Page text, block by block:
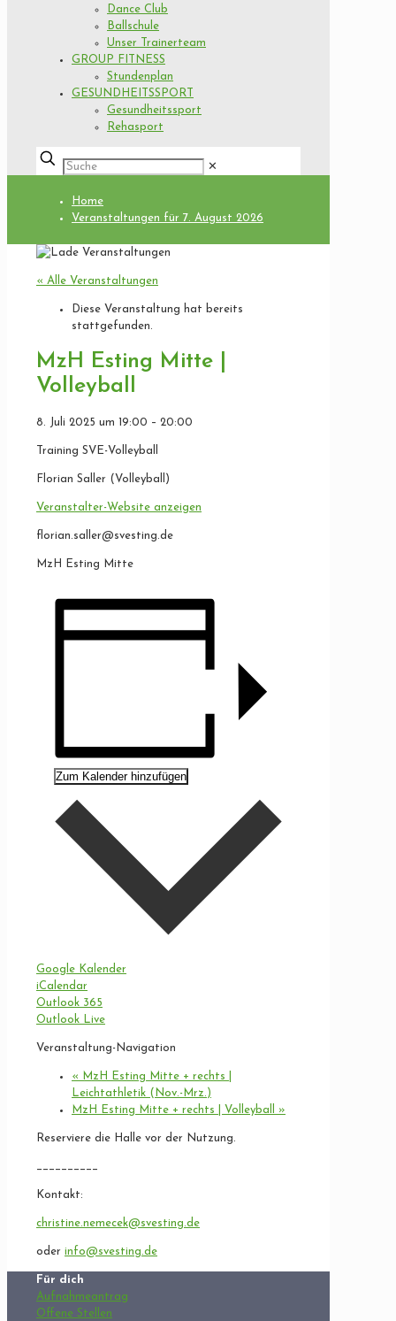
Dance Club
Ballschule
Unser Trainerteam
GROUP FITNESS
Stundenplan
GESUNDHEITSSPORT
Gesundheitssport
Rehasport
✕
Home
Veranstaltungen für 7. August 2026
« Alle Veranstaltungen
Diese Veranstaltung hat bereits
stattgefunden.
MzH Esting Mitte |
Volleyball
8. Juli 2025 um 19:00 – 20:00
Training SVE-Volleyball
Florian Saller (Volleyball)
Veranstalter-Website anzeigen
florian.saller@svesting.de
MzH Esting Mitte
Zum Kalender hinzufügen
Google Kalender
iCalendar
Outlook 365
Outlook Live
Veranstaltung-Navigation
« MzH Esting Mitte + rechts |
Leichtathletik (Nov.-Mrz.)
MzH Esting Mitte + rechts | Volleyball »
Reserviere die Halle vor der Nutzung.
__________
Kontakt:
christine.nemecek@svesting.de
oder info@svesting.de
Für dich
Aufnahmeantrag
Offene Stellen